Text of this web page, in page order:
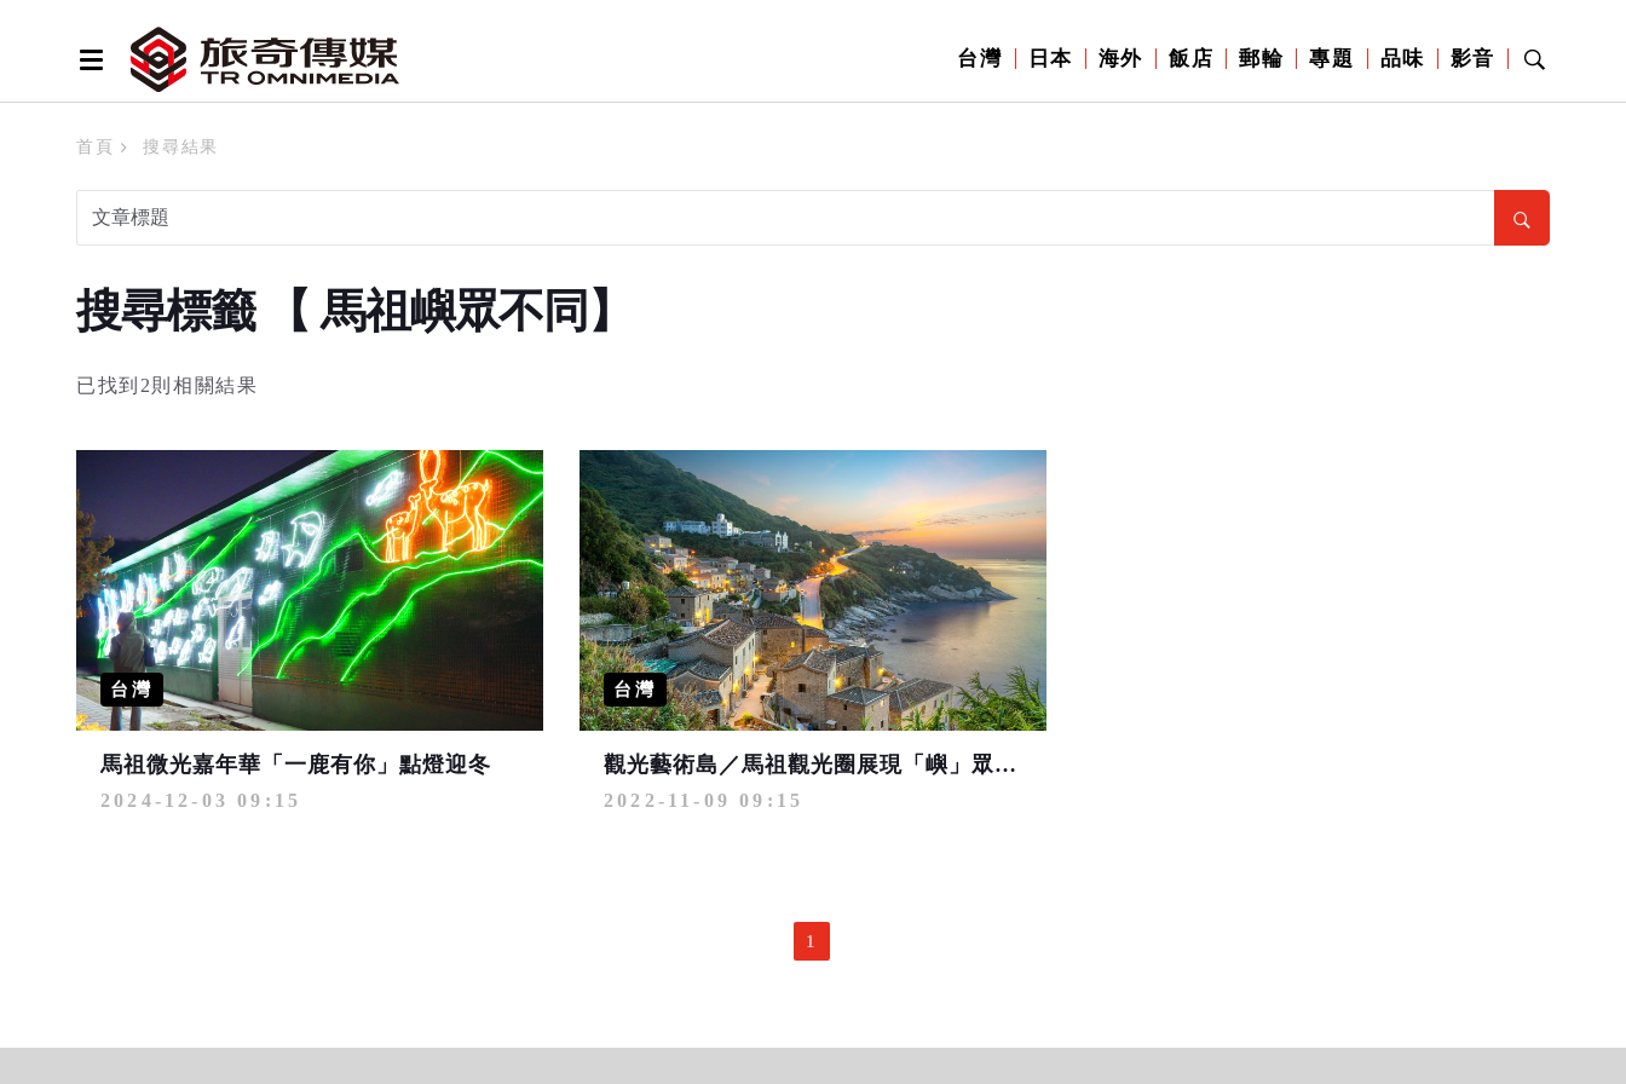
台灣 日本 海外 飯店 郵輪 專題 品味 影音
首頁 搜尋結果
搜尋標籤 【 馬祖嶼眾不同】
已找到2則相關結果
台灣
馬祖微光嘉年華「一鹿有你」點燈迎冬
2024-12-03 09:15
台灣
觀光藝術島／馬祖觀光圈展現「嶼」眾不同成果
2022-11-09 09:15
1